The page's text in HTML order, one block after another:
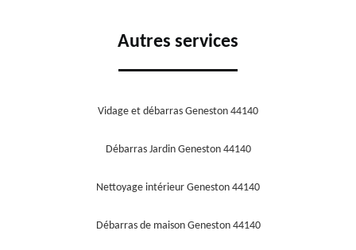
Autres services
Vidage et débarras Geneston 44140
Débarras Jardin Geneston 44140
Nettoyage intérieur Geneston 44140
Débarras de maison Geneston 44140